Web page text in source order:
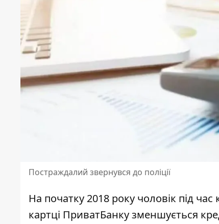
Постраждалий звернувся до поліції
На початку 2018 року чоловік під
картці ПриватБанкузменшується